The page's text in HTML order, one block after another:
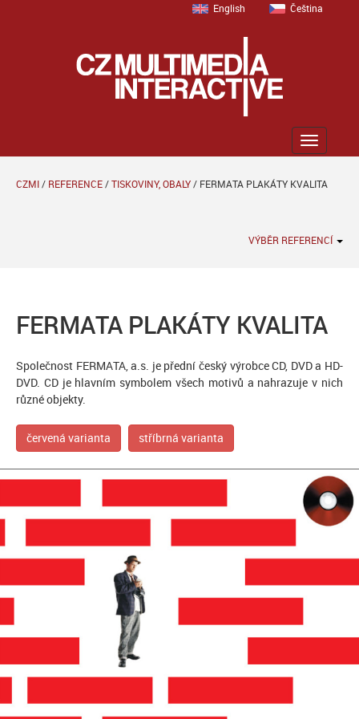
English Čeština
Zobrazit
menu
CZMI/ REFERENCE/TISKOVINY, OBALY/ FERMATA PLAKÁTY KVALITA
VÝBĚR REFERENCÍ
FERMATA PLAKÁTY KVALITA
Společnost FERMATA, a.s. je přední český výrobce CD, DVD a HD-
DVD. CD je hlavním symbolem všech motivů a nahrazuje v nich
různé objekty.
červená varianta stříbrná varianta